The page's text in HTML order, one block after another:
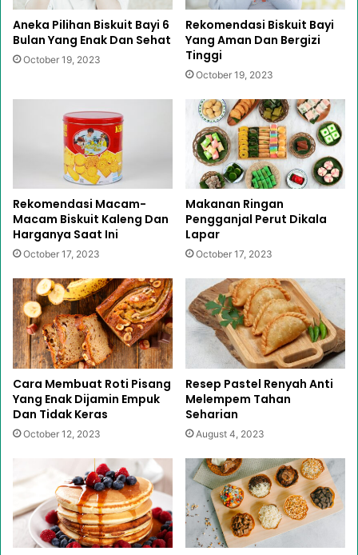
Aneka Pilihan Biskuit Bayi 6
Bulan Yang Enak Dan Sehat
October 19, 2023
Rekomendasi Biskuit Bayi
Yang Aman Dan Bergizi
Tinggi
October 19, 2023
Rekomendasi Macam-
Macam Biskuit Kaleng Dan
Harganya Saat Ini
October 17, 2023
Makanan Ringan
Pengganjal Perut Dikala
Lapar
October 17, 2023
Cara Membuat Roti Pisang
Yang Enak Dijamin Empuk
Dan Tidak Keras
October 12, 2023
Resep Pastel Renyah Anti
Melempem Tahan
Seharian
August 4, 2023